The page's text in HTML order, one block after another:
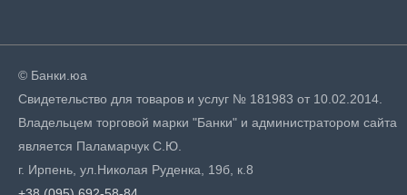
© Банки.юа
Свидетельство для товаров и услуг № 181983 от 10.02.2014.
Владельцем торговой марки "Банки" и администратором сайта
является Паламарчук С.Ю.
г. Ирпень, ул.Николая Руденка, 19б, к.8